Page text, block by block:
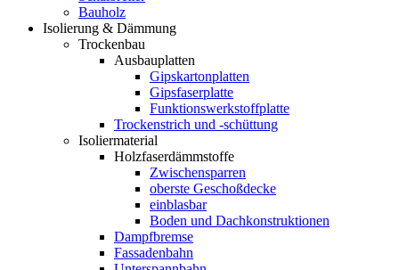
Bauholz
Isolierung & Dämmung
Trockenbau
Ausbauplatten
Gipskartonplatten
Gipsfaserplatte
Funktionswerkstoffplatte
Trockenstrich und -schüttung
Isoliermaterial
Holzfaserdämmstoffe
Zwischensparren
oberste Geschoßdecke
einblasbar
Boden und Dachkonstruktionen
Dampfbremse
Fassadenbahn